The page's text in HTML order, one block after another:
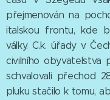
přejmenován na
italskou frontu, kde
války. C.k. úřady v
civilního obyvatelstva
schvalovali přechod
pluku stačilo k tomu,